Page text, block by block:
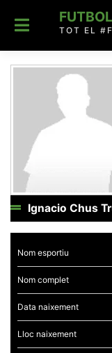
content
TOT EL
Ignacio Chus
Nom esportiu
Nom complet
Data naixement
Lloc naixement